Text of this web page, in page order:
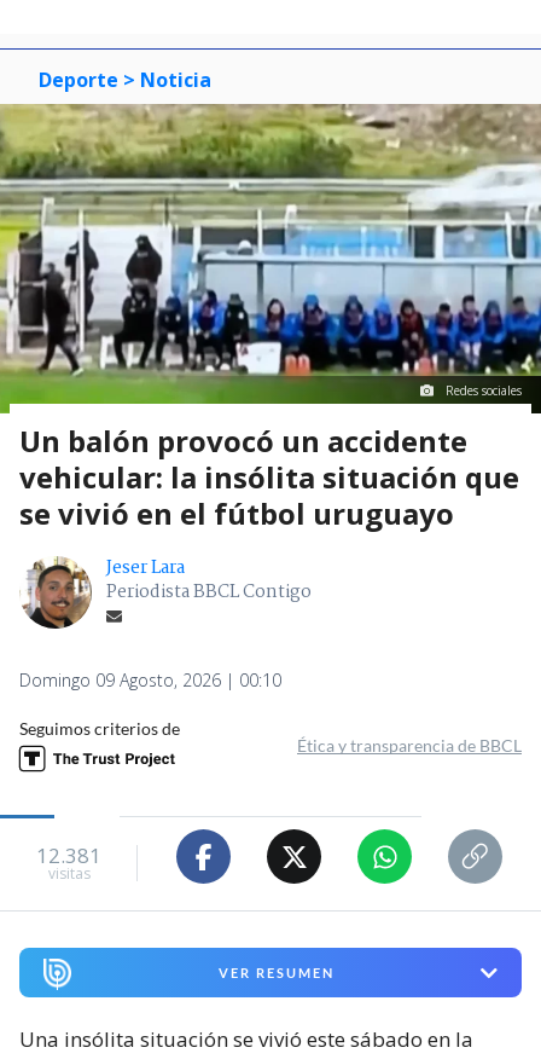
Deporte > Noticia
Redes sociales
Un balón provocó un accidente
vehicular: la insólita situación que
se vivió en el fútbol uruguayo
Jeser Lara
Periodista BBCL Contigo
Domingo 09 Agosto, 2026 | 00:10
Seguimos criterios de
Ética y transparencia de BBCL
12.381
visitas
VER RESUMEN
Una insólita situación se vivió este sábado en la